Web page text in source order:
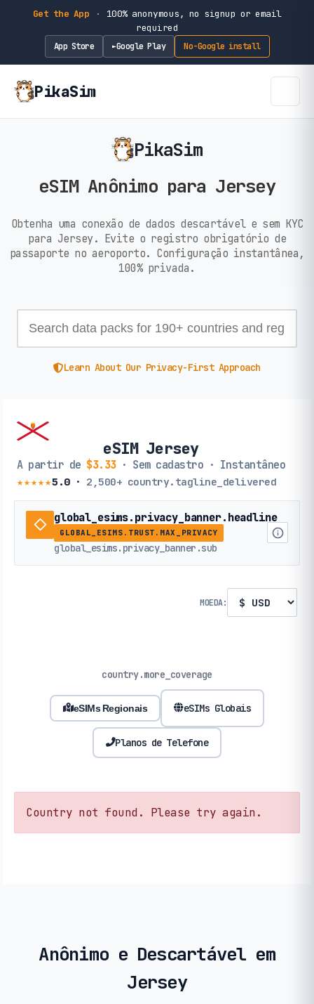
Get the App ·
100% anonymous, no signup or email
required
App Store ►Google Play No-Google install
PikaSim
PikaSim
eSIM Anônimo para Jersey
Obtenha uma conexão de dados descartável e sem KYC
para Jersey. Evite o registro obrigatório de
passaporte no aeroporto. Configuração instantânea,
100% privada.
Learn About Our Privacy-First Approach
eSIM Jersey
A partir de $3.33· Sem cadastro · Instantâneo
★★★★★5.0· 2,500+ country.tagline_delivered
global_esims.privacy_banner.headline
GLOBAL_ESIMS.TRUST.MAX_PRIVACY
global_esims.privacy_banner.sub
MOEDA:
country.more_coverage
eSIMs Regionais eSIMs Globais
Planos de Telefone
Country not found. Please try again.
Anônimo e Descartável em
Jersey